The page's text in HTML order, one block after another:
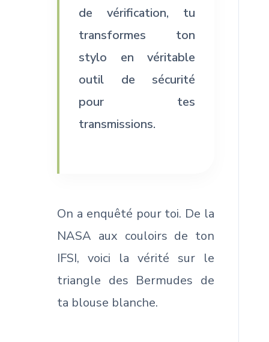
de vérification, tu
transformes ton
stylo en véritable
outil de sécurité
pour tes
transmissions.
On a enquêté pour toi. De la
NASA aux couloirs de ton
IFSI, voici la vérité sur le
triangle des Bermudes de
ta blouse blanche.